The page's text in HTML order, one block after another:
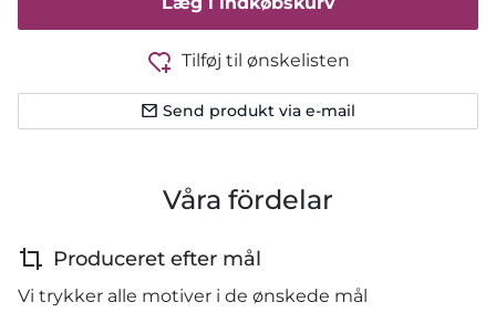
Tilføj til ønskelisten
Send produkt via e-mail
Våra fördelar
Produceret efter mål
Vi trykker alle motiver i de ønskede mål